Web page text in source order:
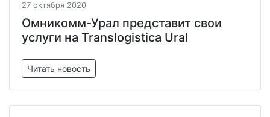
27 октября 2020
Омникомм-Урал представит свои
услуги на Translogistica Ural
Читать новость